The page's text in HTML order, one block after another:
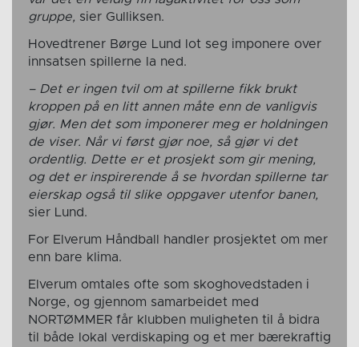
gruppe, sier Gulliksen.
Hovedtrener Børge Lund lot seg imponere over
innsatsen spillerne la ned.
– Det er ingen tvil om at spillerne fikk brukt
kroppen på en litt annen måte enn de vanligvis
gjør. Men det som imponerer meg er holdningen
de viser. Når vi først gjør noe, så gjør vi det
ordentlig. Dette er et prosjekt som gir mening,
og det er inspirerende å se hvordan spillerne tar
eierskap også til slike oppgaver utenfor banen,
sier Lund.
For Elverum Håndball handler prosjektet om mer
enn bare klima.
Elverum omtales ofte som skoghovedstaden i
Norge, og gjennom samarbeidet med
NORTØMMER får klubben muligheten til å bidra
til både lokal verdiskaping og et mer bærekraftig